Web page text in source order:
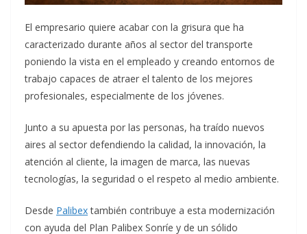
El empresario quiere acabar con la grisura que ha
caracterizado durante años al sector del transporte
poniendo la vista en el empleado y creando entornos de
trabajo capaces de atraer el talento de los mejores
profesionales, especialmente de los jóvenes.
Junto a su apuesta por las personas, ha traído nuevos
aires al sector defendiendo la calidad, la innovación, la
atención al cliente, la imagen de marca, las nuevas
tecnologías, la seguridad o el respeto al medio ambiente.
Desde Palibextambién contribuye a esta modernización
con ayuda del Plan Palibex Sonríe y de un sólido